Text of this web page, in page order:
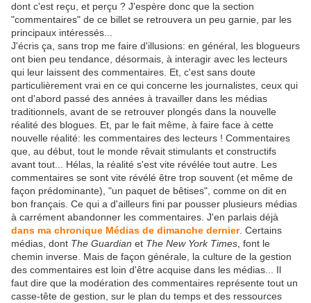
dont c'est reçu, et perçu ? J'espère donc que la section
"commentaires" de ce billet se retrouvera un peu garnie, par les
principaux intéressés...
J'écris ça, sans trop me faire d'illusions: en général, les blogueurs
ont bien peu tendance, désormais, à interagir avec les lecteurs
qui leur laissent des commentaires. Et, c'est sans doute
particulièrement vrai en ce qui concerne les journalistes, ceux qui
ont d'abord passé des années à travailler dans les médias
traditionnels, avant de se retrouver plongés dans la nouvelle
réalité des blogues. Et, par le fait même, à faire face à cette
nouvelle réalité: les commentaires des lecteurs ! Commentaires
que, au début, tout le monde rêvait stimulants et constructifs
avant tout... Hélas, la réalité s'est vite révélée tout autre. Les
commentaires se sont vite révélé être trop souvent (et même de
façon prédominante), "un paquet de bêtises", comme on dit en
bon français. Ce qui a d'ailleurs fini par pousser plusieurs médias
à carrément abandonner les commentaires. J'en parlais déjà
dans ma chronique Médias de dimanche dernier. Certains
médias, dont The Guardian et The New York Times , font le
chemin inverse. Mais de façon générale, la culture de la gestion
des commentaires est loin d'être acquise dans les médias... Il
faut dire que la modération des commentaires représente tout un
casse-tête de gestion, sur le plan du temps et des ressources